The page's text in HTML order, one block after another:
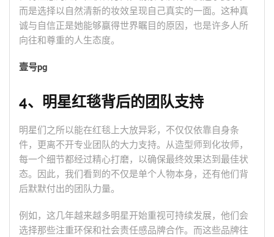
而是选择以自然清新的妆效呈现自己真实的一面。这种真
诚与自信正是她能够赢得世界瞩目的原因，也是许多人所
向往和尊重的人生态度。
壹号pg
4、明星红毯背后的团队支持
明星们之所以能在红毯上大放异彩，不仅仅依靠自身条
件，更离不开专业团队的大力支持。从造型师到化妆师，
每一个细节都经过精心打磨，以确保最终效果达到最佳状
态。因此，我们看到的不仅是单个人物本身，还有他们背
后默默付出的团队力量。
例如，这几年越来越多明星开始重视可持续发展，他们会
选择那些注重环保和社会责任感品牌合作。而这些品牌往